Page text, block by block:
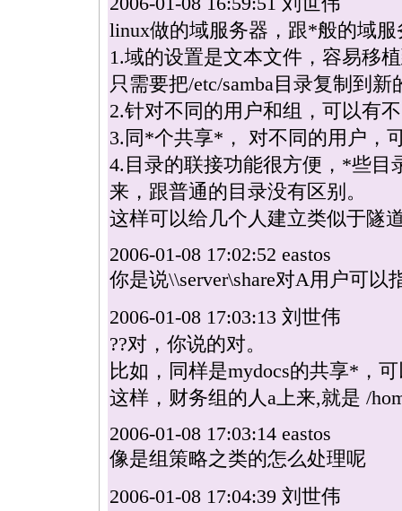
linux做的域服务器，跟*般的域
1.域的设置是文本文件，容易移
只需要把/etc/samba目录复制到
2.针对不同的用户和组，可以有
3.同 *个共享* ， 对不同的用户，
4.目录的联接功能很方便， *些目
来，跟普通的目录没有区别。
这样可以给几个人建立类似于隧
2006-01-08 17:02:52 eastos
你是说\\server\share对A用户可以
2006-01-08 17:03:13 刘世伟
??对，你说的对。
比如，同样是mydocs的共享* ，
这样，财务组的人a上来,就是 /
2006-01-08 17:03:14 eastos
像是组策略之类的怎么处理呢
2006-01-08 17:04:39 刘世伟